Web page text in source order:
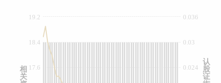
0.024
0.03
0.036
19.2
17.6
18.4
认
股
证
相
关
认股证文件及公告 (瑞信)
牛熊证速算机
牛熊证文件及公告
即市板块表现